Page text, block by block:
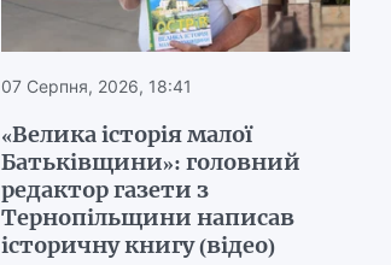
07 Серпня, 2026, 18:41
«Велика історія малої
Батьківщини»: головний
редактор газети з
Тернопільщини написав
історичну книгу (відео)